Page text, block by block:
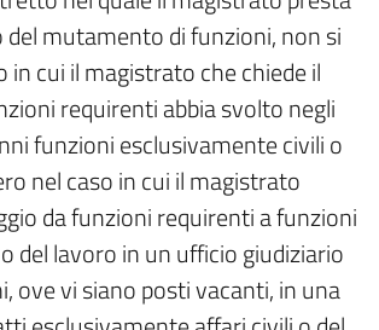
del mutamento di funzioni, non si
in cui il magistrato che chiede il
requirenti abbia svolto negli
funzioni esclusivamente civili o
nel caso in cui il magistrato
da funzioni requirenti a funzioni
del lavoro in un ufficio giudiziario
ove vi siano posti vacanti, in una